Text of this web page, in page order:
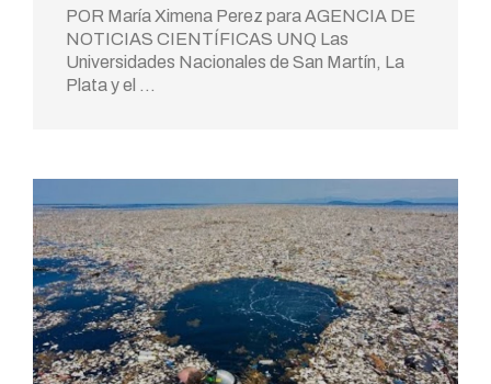
POR María Ximena Perez para AGENCIA DE
NOTICIAS CIENTÍFICAS UNQ Las
Universidades Nacionales de San Martín, La
Plata y el …